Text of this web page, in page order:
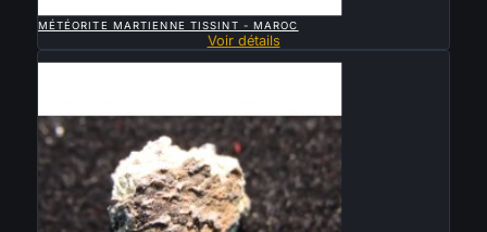
MÉTÉORITE MARTIENNE TISSINT - MAROC
Voir détails